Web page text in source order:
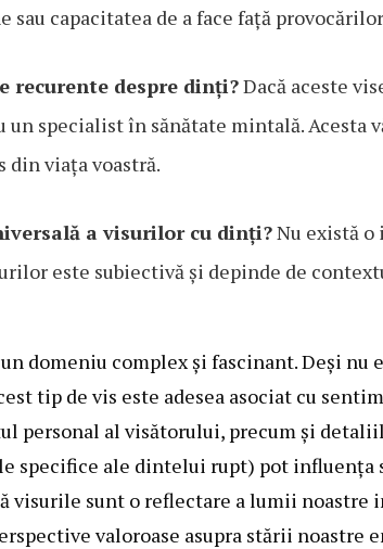
sau capacitatea de a face față
recurente despre dinți?Dacă aceste
specialist în sănătate mintală. Acesta
din viața voastră.
a visurilor cu dinți?Nu există
este subiectivă și depinde de
domeniu complex și fascinant. Deși nu
tip de vis este adesea asociat cu
personal al visătorului, precum și
specifice ale dintelui rupt) pot
visurile sunt o reflectare a lumii noastre
valoroase asupra stării noastre